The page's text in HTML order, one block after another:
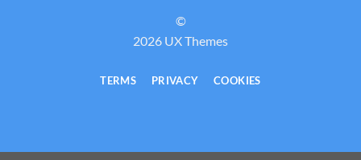
©
2026 UX Themes
TERMS PRIVACY COOKIES